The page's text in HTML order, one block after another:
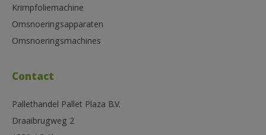
Krimpfoliemachine
Omsnoeringsapparaten
Omsnoeringsmachines
Contact
Pallethandel Pallet Plaza B.V.
Draaibrugweg 2